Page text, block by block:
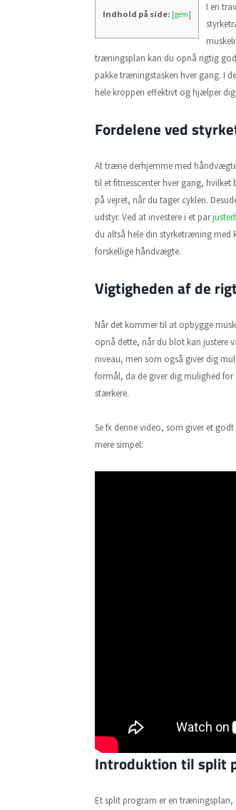
Indhold på side: [gem]
I en
træningsplan kan du opnå rigtig
pakke træningstasken hver gang. I
hele kroppen effektivt og hjælper
Fordelene ved
At træne derhjemme med
til et fitnesscenter hver gang,
på vejret, når du tager cyklen.
udstyr. Ved at investere i et par
du altså hele din styrketræning med
forskellige håndvægte.
Vigtigheden af de
Når det kommer til at opbygge
opnå dette, når du blot kan justere
niveau, men som også giver dig
formål, da de giver dig mulighed
stærkere.
Se fx denne video, som giver et
mere simpel:
Introduktion til split
Et split program er en træningsplan,